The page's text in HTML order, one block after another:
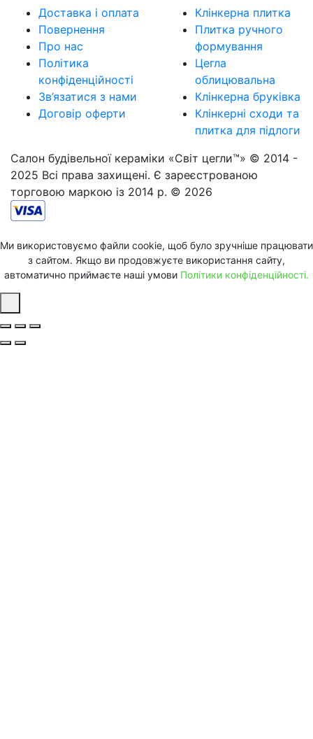
Доставка і оплата
Повернення
Про нас
Політика
конфіденційності
Зв’язатися з нами
Договір оферти
Клінкерна плитка
Плитка ручного
формування
Цегла
облицювальна
Клінкерна бруківка
Клінкерні сходи та
плитка для підлоги
Салон будівельної кераміки «Світ цегли™» © 2014 -
2025 Всі права захищені. Є зареєстрованою
торговою маркою із 2014 р. © 2026
Ми використовуємо файли cookie, щоб було зручніше працювати
з сайтом. Якщо ви продовжуєте використання сайту,
автоматично приймаєте наші умови Політики конфіденційності.